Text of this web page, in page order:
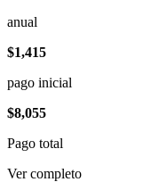
anual
$1,415
pago inicial
$8,055
Pago total
Ver completo